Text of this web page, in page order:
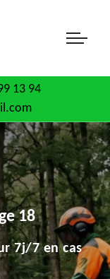
13 94
18
7j/7 en cas